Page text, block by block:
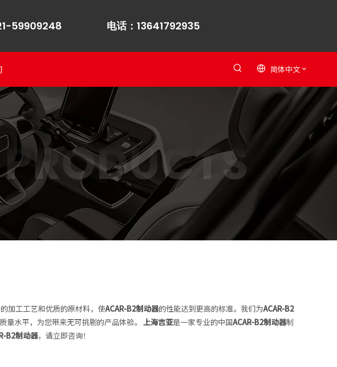
59909248 电话：13641792935
简体中文
加工工艺和优质的原材料，使ACAR-B2制动器的性能达到更高的标准。我们为ACAR-B2
量水平，为您带来无可挑剔的产品体验。 上海吉亚是一家专业的中国ACAR-B2制动器制
B2制动器，请立即咨询！